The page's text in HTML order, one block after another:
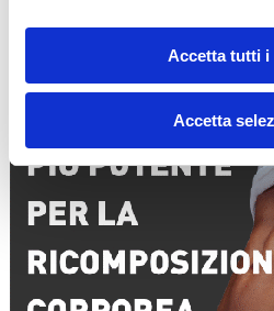
Accetta tutti i
Accetta
15WORKOUT SCARICA ORA